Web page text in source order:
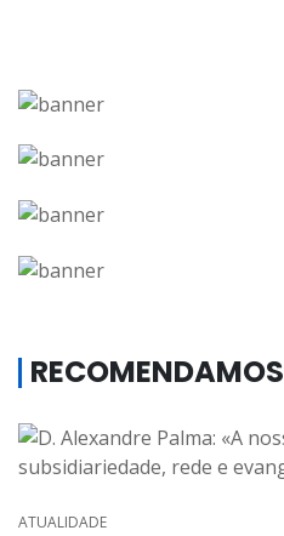
RECOMENDAMOS
ATUALIDADE